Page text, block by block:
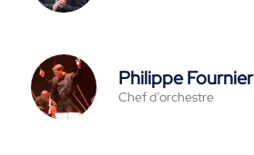
Philippe Fournier
Chef d’orchestre